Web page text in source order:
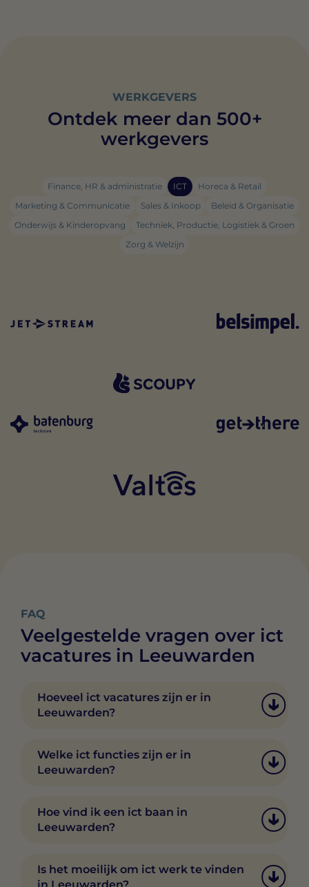
WERKGEVERS
Ontdek meer dan 500+
werkgevers
Finance, HR & administratie ICT
Horeca & Retail
Marketing & Communicatie
Sales & Inkoop
Beleid & Organisatie
Onderwijs & Kinderopvang
Techniek, Productie, Logistiek & Groen
Zorg & Welzijn
FAQ
Veelgestelde vragen over ict
vacatures in Leeuwarden
Hoeveel ict vacatures zijn er in
Leeuwarden?
Leeuwarden wisselt. Via Swipe4Work vind je
dagelijks nieuwe vacatures en kun je direct
matchen met werkgevers.
Welke ict functies zijn er in
Leeuwarden?
en IT, zoals software developer, data
engineer, IT-consultant, DevOps engineer en
projectmanager. In de Swipe4Work-app zie je
Hoe vind ik een ict baan in
Leeuwarden?
in Leeuwarden en match je direct met
werkgevers die bij je passen. Je ziet meteen
Is het moeilijk om ict werk te vinden
in Leeuwarden?